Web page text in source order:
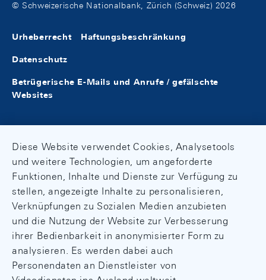
© Schweizerische Nationalbank, Zürich (Schweiz) 2026
Urheberrecht Haftungsbeschränkung
Datenschutz
Betrügerische E-Mails und Anrufe / gefälschte
Websites
Diese Website verwendet Cookies, Analysetools
und weitere Technologien, um angeforderte
Funktionen, Inhalte und Dienste zur Verfügung zu
stellen, angezeigte Inhalte zu personalisieren,
Verknüpfungen zu Sozialen Medien anzubieten
und die Nutzung der Website zur Verbesserung
ihrer Bedienbarkeit in anonymisierter Form zu
analysieren. Es werden dabei auch
Personendaten an Dienstleister von